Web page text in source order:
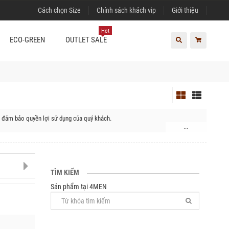
Cách chọn Size Chính sách khách vip Giới thiệu
ECO-GREEN OUTLET SALE
Hot
bảo quyền lợi sử dụng của quý khách.
...
TÌM KIẾM
Sản phẩm tại 4MEN